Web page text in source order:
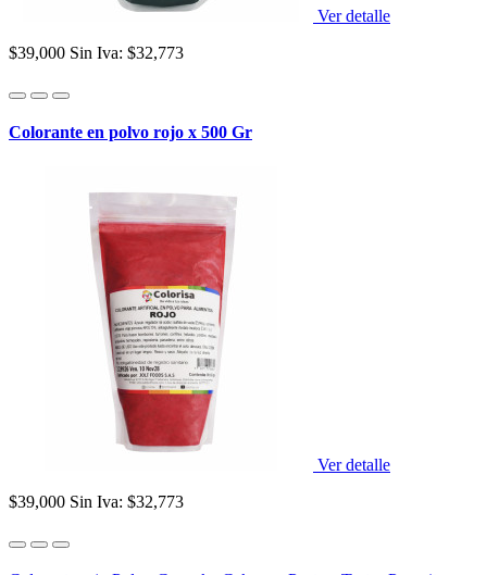
Ver detalle
$39,000 Sin Iva: $32,773
Colorante en polvo rojo x 500 Gr
Ver detalle
$39,000 Sin Iva: $32,773